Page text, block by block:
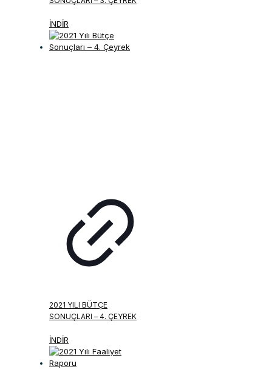
İNDİR
2021 YILI BÜTÇE
SONUÇLARI – 4. ÇEYREK
İNDİR